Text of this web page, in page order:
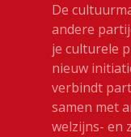
De
andere
je culturele
nieuw
verbindt
samen met
welzijns- en